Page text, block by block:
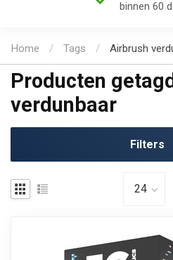
binnen 60
Home / Tags / Airbrush
Producten
verdunbaar
Filters